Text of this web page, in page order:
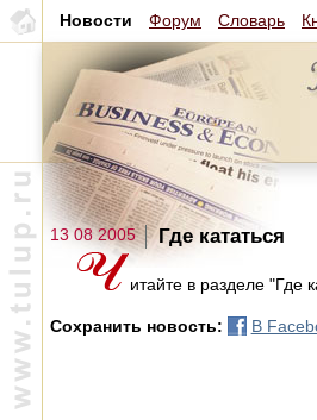
Новости Форум Словарь
13 08 2005 Где кататься
итайте в разделе "Где
Сохранить новость: В